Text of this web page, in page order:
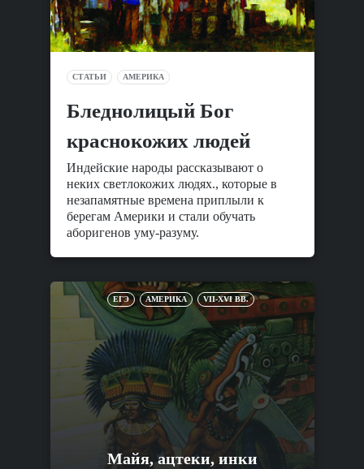
СТАТЬИ АМЕРИКА
Бледнолицый Бог
краснокожих людей
Индейские народы рассказывают о
неких светлокожих людях., которые в
незапамятные времена приплыли к
берегам Америки и стали обучать
аборигенов уму-разуму.
ЕГЭ АМЕРИКА VII-XVI ВВ.
Майя, ацтеки, инки